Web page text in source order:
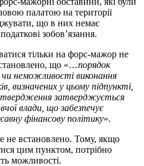
палатою на території
що в них немає
зобов’язання.
тільки на форс-мажор не
що «…порядок
неможливості виконання
визначених у цьому підпункті,
затверджується
влади, що забезпечує
фінансову політику».
не встановлено. Тому, якщо
цим пунктом, потрібно
можливості.